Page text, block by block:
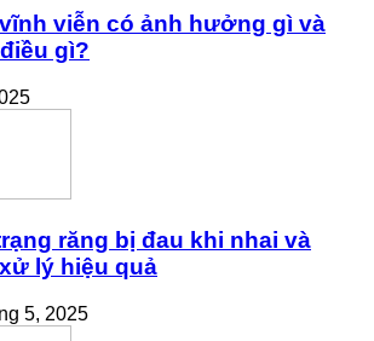
viễn có ảnh hưởng gì và
gì?
răng bị đau khi nhai và
lý hiệu quả
5, 2025